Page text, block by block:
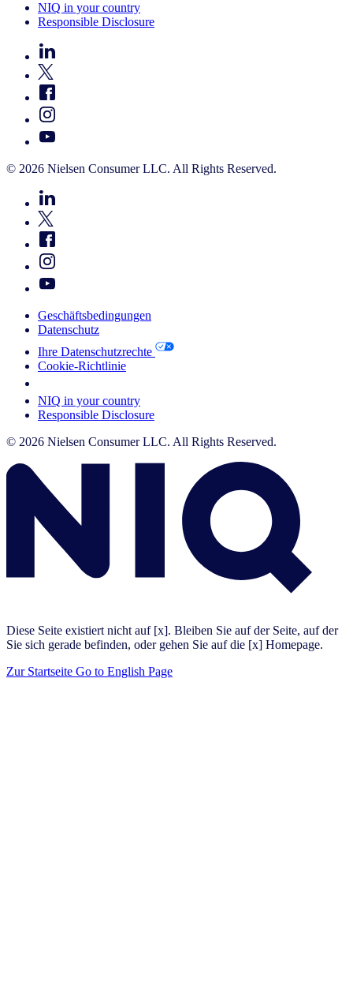
NIQ in your country
Responsible Disclosure
© 2026 Nielsen Consumer LLC. All Rights Reserved.
Geschäftsbedingungen
Datenschutz
Ihre Datenschutzrechte
Cookie-Richtlinie
NIQ in your country
Responsible Disclosure
© 2026 Nielsen Consumer LLC. All Rights Reserved.
Diese Seite existiert nicht auf [x]. Bleiben Sie auf der Seite, auf der
Sie sich gerade befinden, oder gehen Sie auf die [x] Homepage.
Zur Startseite Go to English Page